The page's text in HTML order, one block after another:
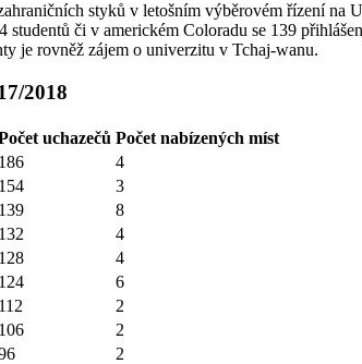
styků v letošním výběrovém řízení
či v americkém Coloradu se 139
je rovněž zájem o univerzitu v Tchaj-wanu.
2018
uchazečů Počet nabízených míst
186
4
154
3
139
8
132
4
128
4
124
6
112
2
106
2
2